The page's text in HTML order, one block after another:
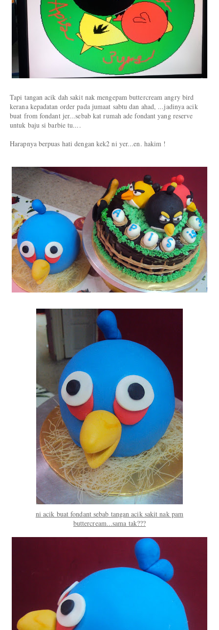
Tapi tangan acik dah sakit nak mengepam buttercream angry bird
kerana kepadatan order pada jumaat sabtu dan ahad, ...jadinya acik
buat from fondant jer...sebab kat rumah ade fondant yang reserve
untuk baju si barbie tu....
Harapnya berpuas hati dengan kek2 ni yer...en. hakim !
ni acik buat fondant sebab tangan acik sakit nak pam
buttercream...sama tak???